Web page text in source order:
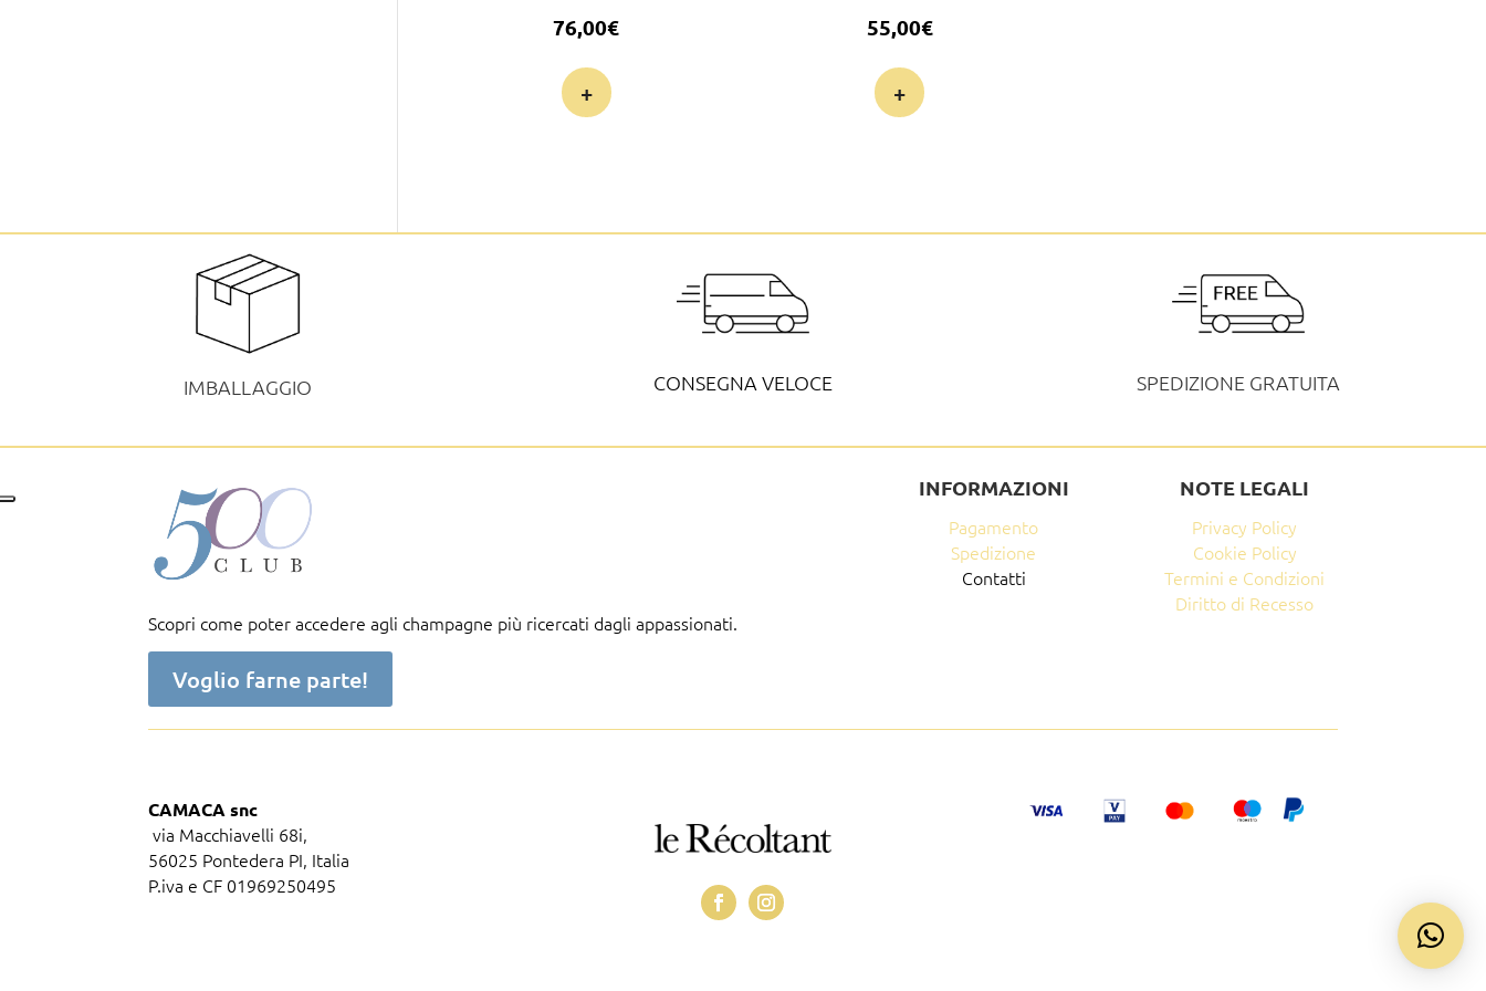
76,00€
+
55,00€
+
IMBALLAGGIO CONSEGNA VELOCE SPEDIZIONE GRATUITA
Scopri come poter accedere agli champagne più ricercati dagli appassionati.
Voglio farne parte!
INFORMAZIONI
Pagamento
Spedizione
Contatti
NOTE LEGALI
Privacy Policy
Cookie Policy
Termini e Condizioni
Diritto di Recesso
CAMACA snc
via Macchiavelli 68i,
56025 Pontedera PI, Italia
P.iva e CF 01969250495